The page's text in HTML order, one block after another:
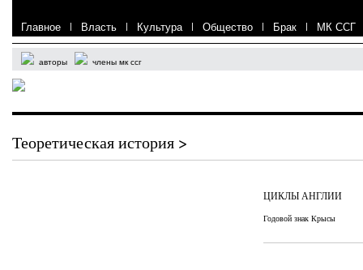
Главное | Власть | Культура | Общество | Брак | МК ССГ
авторы члены мк ссг
Теоретическая история >
ЦИКЛЫ АНГЛИИ
Годовой знак Крысы